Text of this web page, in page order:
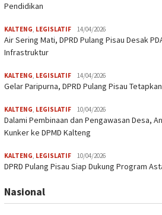
Pendidikan
KALTENG, LEGISLATIF 14/04/2026
Air Sering Mati, DPRD Pulang Pisau Desak
Infrastruktur
KALTENG, LEGISLATIF 14/04/2026
Gelar Paripurna, DPRD Pulang Pisau
KALTENG, LEGISLATIF 10/04/2026
Dalami Pembinaan dan Pengawasan Desa,
Kunker ke DPMD Kalteng
KALTENG, LEGISLATIF 10/04/2026
DPRD Pulang Pisau Siap Dukung Program
Nasional